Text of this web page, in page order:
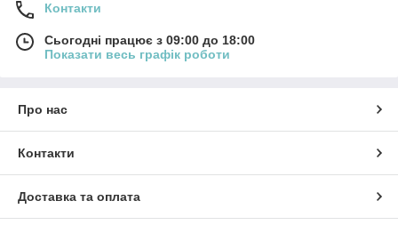
Контакти
Сьогодні працює з 09:00 до 18:00
Показати весь графік роботи
Про нас
Контакти
Доставка та оплата